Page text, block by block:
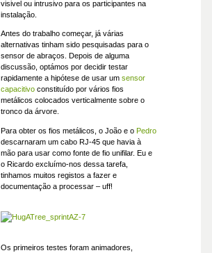
visivel ou intrusivo para os participantes na
instalação.
Antes do trabalho começar, já várias
alternativas tinham sido pesquisadas para o
sensor de abraços. Depois de alguma
discussão, optámos por decidir testar
rapidamente a hipótese de usar um sensor
capacitivoconstituído por vários fios
metálicos colocados verticalmente sobre o
tronco da árvore.
Para obter os fios metálicos, o João e o Pedro
descarnaram um cabo RJ-45 que havia à
mão para usar como fonte de fio unifilar. Eu e
o Ricardo excluímo-nos dessa tarefa,
tinhamos muitos registos a fazer e
documentação a processar – uff!
Os primeiros testes foram animadores,